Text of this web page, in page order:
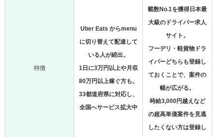
特徴
Uber Eats からmenu
に切り替えて配達して
いる人が続出。
1日に3万円以上や月収
80万円以上稼ぐ方も。
33都道府県に対応し、
全国へサービス拡大中
載数No.1を獲得日本最
大級のドライバー求人
サイト。
フーデリ・軽貨物ドラ
イバーどちらも登録し
ておくことで、案件の
幅が広がる。
時給3,000円越えなど
の超高単価案件を見逃
したくない方は登録し